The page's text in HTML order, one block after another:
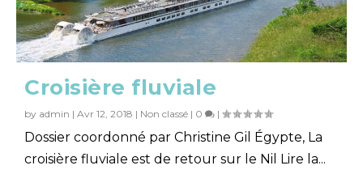
Croisière fluviale
by admin | Avr 12, 2018 | Non classé | 0 |
Dossier coordonné par Christine Gil Égypte, La
croisière fluviale est de retour sur le Nil Lire la...